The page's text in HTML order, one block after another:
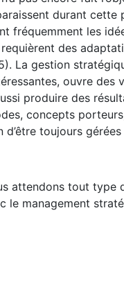
durant
fréquemment les
des
La gestion
ouvre des
produire des
concepts
d’être toujours
attendons tout
le management